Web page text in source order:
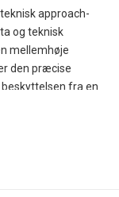
teknisk approach-
og teknisk
mellemhøje
den præcise
fra en